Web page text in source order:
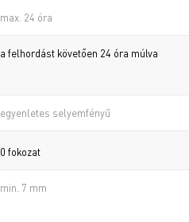
max. 24 óra
a felhordást követően 24 óra múlva
egyenletes selyemfényű
0 fokozat
min. 7 mm